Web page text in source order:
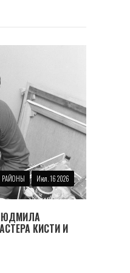
РАЙОНЫ Июл. 16 2026
КИСТИ И